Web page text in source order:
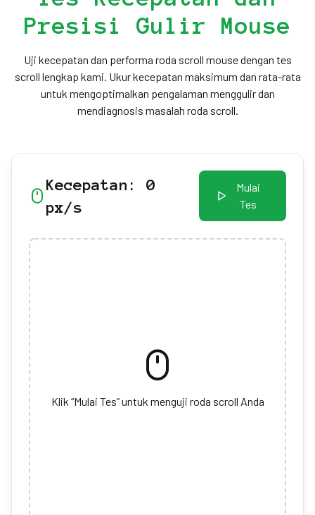
Presisi Gulir Mouse
Uji kecepatan dan performa roda scroll mouse dengan tes
scroll lengkap kami. Ukur kecepatan maksimum dan rata-rata
untuk mengoptimalkan pengalaman menggulir dan
mendiagnosis masalah roda scroll.
Kecepatan:
0
px/s
Mulai
Tes
Klik “Mulai Tes” untuk menguji roda scroll Anda